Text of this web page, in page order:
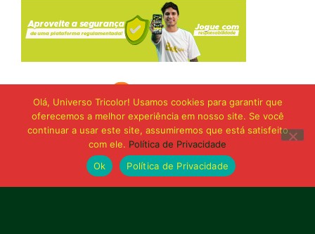
Olá, Universo Tricolor! Usamos cookies para garantir que
oferecemos a melhor experiência em nosso site. Se você
continuar a usar este site, assumiremos que está satisfeito
com ele. Política de Privacidade
Ok
Política de Privacidade